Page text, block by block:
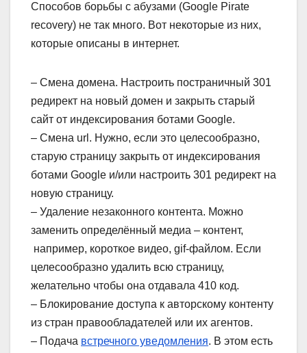
Способов борьбы с абузами (Google Pirate
recovery) не так много. Вот некоторые из них,
которые описаны в интернет.
– Смена домена. Настроить постраничный 301
редирект на новый домен и закрыть старый
сайт от индексирования ботами Google.
– Смена url. Нужно, если это целесообразно,
старую страницу закрыть от индексирования
ботами Google и/или настроить 301 редирект на
новую страницу.
– Удаление незаконного контента. Можно
заменить определённый медиа – контент,
например, короткое видео, gif-файлом. Если
целесообразно удалить всю страницу,
желательно чтобы она отдавала 410 код.
– Блокирование доступа к авторскому контенту
из стран правообладателей или их агентов.
– Подача встречного уведомления. В этом есть